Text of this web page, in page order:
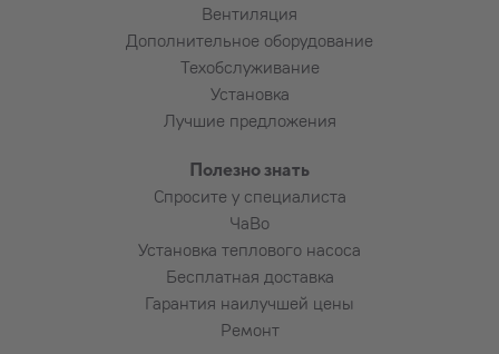
Вентиляция
Дополнительное оборудование
Техобслуживание
Установка
Лучшие предложения
Полезно знать
Спросите у специалиста
ЧаВо
Установка теплового насоса
Бесплатная доставка
Гарантия наилучшей цены
Ремонт